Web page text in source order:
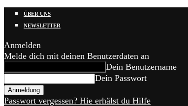
ÜBER UNS
NEWSLETTER
Anmelden
Melde dich mit deinen Benutzerdaten an
Dein Benutzername
Dein Passwort
Passwort vergessen? Hie erhälst du Hilfe